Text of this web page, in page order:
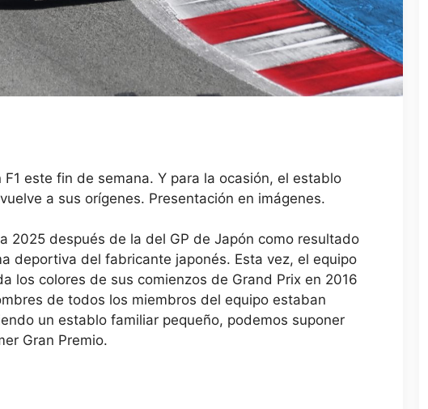
este fin de semana. Y para la ocasión, el establo
a sus orígenes. Presentación en imágenes.
2025 después de la del GP de Japón como resultado
deportiva del fabricante japonés. Esta vez, el equipo
los colores de sus comienzos de Grand Prix en 2016
de todos los miembros del equipo estaban
un establo familiar pequeño, podemos suponer
Gran Premio.